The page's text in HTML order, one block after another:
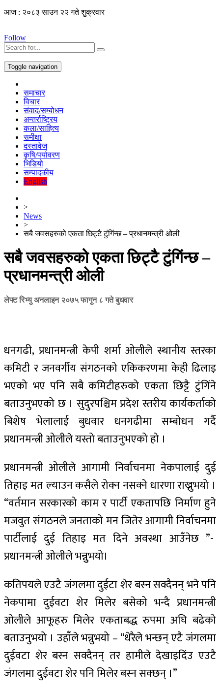
आज : २०८३ साउन २२ गते शुक्रवार
Follow
Toggle navigation
समाचार
विचार
संवाद/सम्बोधन
अन्तर्राष्ट्रिय
कला/साहित्य
समीक्षा
दस्तावेज
कृषि/पर्यावरण
भिडियो
सम्पादकीय
English
>
News
>
सबै जवसहरुको एकता छिट्टै टुंगिंन्छ – प्रधानमन्त्री ओली
सबै जवसहरुको एकता छिट्टै टुंगिंन्छ –
प्रधानमन्त्री ओली
लेफ्ट रिभ्यु अनलाइन २०७५ फागुन ८ गते बुधवार
धनगढी, प्रधानमन्त्री केपी शर्मा ओलीले स्थानीय स्तरका
कमिटी र जनवर्गीय संगठनको एकिकरणमा केही ढिलाइ
भएको भए पनि सबै कमिटीहरुको एकता छिट्टै टुंगिंने
बताउनुभएको छ । सुदुरपश्चिम प्रदेश स्तरीय कार्यकर्ताको
बिशेष भेलालाई बुधवार धनगढीमा सम्बोधन गर्दै
प्रधानमन्त्री ओलीले यस्तो बताउनुभएको हो ।
प्रधानमन्त्री ओलीले आगामी निर्वाचनमा नेकपालाई दुई
तिहाइ मत ल्याउन कसैले रोक्न नसक्ने धारणा राख्नुभयो ।
“वर्तमान सरकारको काम र पार्टी एकतापछि निर्माण हुने
मजवुत संगठनले जनताको मन जितेर आगामी निर्वाचनमा
पार्टीलाई दुई तिहाइ मत दिने अवस्था आउँनेछ ”-
प्रधानमन्त्री ओलीले भन्नुुभयो।
कतिपयले एउटै जंगलमा दुईटा शेर बस्न सक्दैनन् भने पनि
नेकपामा दुईवटा शेर मिलेर बसेको भन्दै प्रधानमन्त्री
ओलीले आफूहरु मिलेर एकताबद्ध रुपमा अघि बढेको
बताउनुभयो । उहाँले भन्नुभयो – “धेरैले भन्छन् एटै जंगलमा
दुईवटा शेर बस्न सक्दैनन् तर हामीले देखाइदिंउ एउटै
जंगलमा दुईवटा शेर पनि मिलेर बस्न सक्छन् ।”